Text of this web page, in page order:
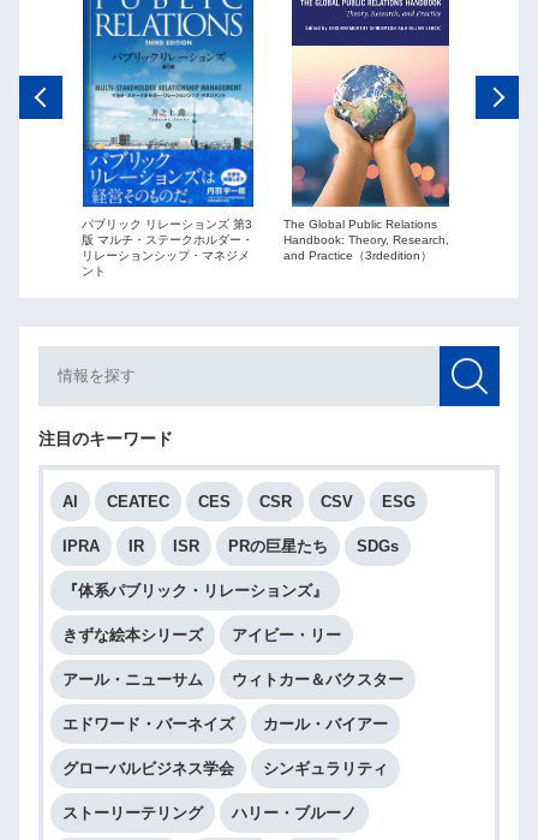
パブリック リレーションズ 第3
版 マルチ・ステークホルダー・
リレーションシップ・マネジメ
ント
The Global Public Relations
Handbook: Theory, Research,
and Practice（3rdedition）
注目のキーワード
AI CEATEC CES CSR CSV ESG
IPRA IR ISR PRの巨星たち SDGs
『体系パブリック・リレーションズ』
きずな絵本シリーズ アイビー・リー
アール・ニューサム ウィトカー＆バクスター
エドワード・バーネイズ カール・バイアー
グローバルビジネス学会 シンギュラリティ
ストーリーテリング ハリー・ブルーノ